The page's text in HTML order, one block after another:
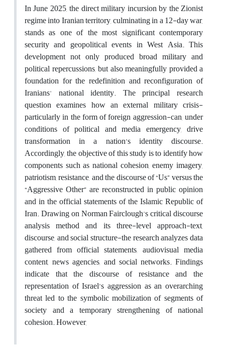
In June 2025, the direct military incursion by the Zionist
regime into Iranian territory, culminating in a 12-day war,
stands as one of the most significant contemporary
security and geopolitical events in West Asia. This
development not only produced broad military and
political repercussions, but also meaningfully provided a
foundation for the redefinition and reconfiguration of
Iranians' national identity. The principal research
question examines how an external military crisis-
particularly in the form of foreign aggression-can, under
conditions of political and media emergency, drive
transformation in a nation’s identity discourse.
Accordingly, the objective of this study is to identify how
components such as national cohesion, enemy imagery,
patriotism, resistance, and the discourse of “Us” versus the
“Aggressive Other” are reconstructed in public opinion
and in the official statements of the Islamic Republic of
Iran. Drawing on Norman Fairclough's critical discourse
analysis method and its three-level approach-text,
discourse, and social structure-the research analyzes data
gathered from official statements, audiovisual media
content, news agencies, and social networks. Findings
indicate that the discourse of resistance and the
representation of Israel’s aggression as an overarching
threat led to the symbolic mobilization of segments of
society and a temporary strengthening of national
cohesion. However,